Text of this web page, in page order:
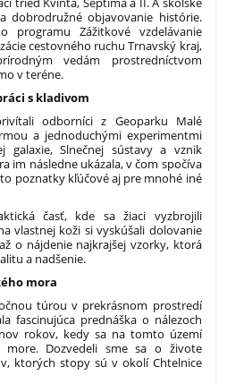
dobrodružné objavovanie histórie.
programu Zážitkové vzdelávanie
cestovného ruchu Trnavský kraj,
vedám prostredníctvom
v teréne.
s kladivom
odborníci z Geoparku Malé
a jednoduchými experimentmi
galaxie, Slnečnej sústavy a vznik
im následne ukázala, v čom spočíva
poznatky kľúčové aj pre mnohé iné
časť, kde sa žiaci vyzbrojili
vlastnej koži si vyskúšali dolovanie
o nájdenie najkrajšej vzorky, ktorá
a nadšenie.
mora
túrou v prekrásnom prostredí
fascinujúca prednáška o nálezoch
rokov, kedy sa na tomto území
more. Dozvedeli sme sa o živote
ktorých stopy sú v okolí Chtelnice